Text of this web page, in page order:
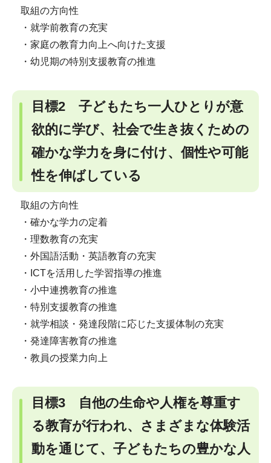
取組の方向性
・就学前教育の充実
・家庭の教育力向上へ向けた支援
・幼児期の特別支援教育の推進
目標2 子どもたち一人ひとりが意
欲的に学び、社会で生き抜くための
確かな学力を身に付け、個性や可能
性を伸ばしている
取組の方向性
・確かな学力の定着
・理数教育の充実
・外国語活動・英語教育の充実
・ICTを活用した学習指導の推進
・小中連携教育の推進
・特別支援教育の推進
・就学相談・発達段階に応じた支援体制の充実
・発達障害教育の推進
・教員の授業力向上
目標3 自他の生命や人権を尊重す
る教育が行われ、さまざまな体験活
動を通じて、子どもたちの豊かな人